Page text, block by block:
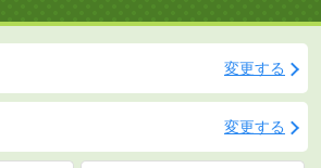
変更する
変更する